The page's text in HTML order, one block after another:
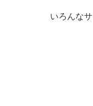
いろんなサ